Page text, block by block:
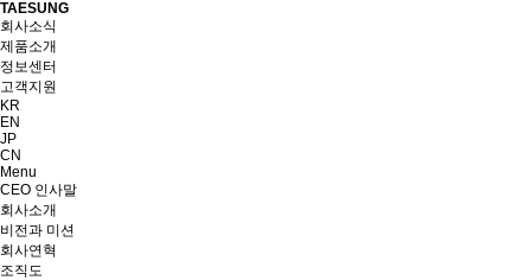
TAESUNG
회사소식
제품소개
정보센터
고객지원
KR
EN
JP
CN
Menu
CEO 인사말
회사소개
비전과 미션
회사연혁
조직도